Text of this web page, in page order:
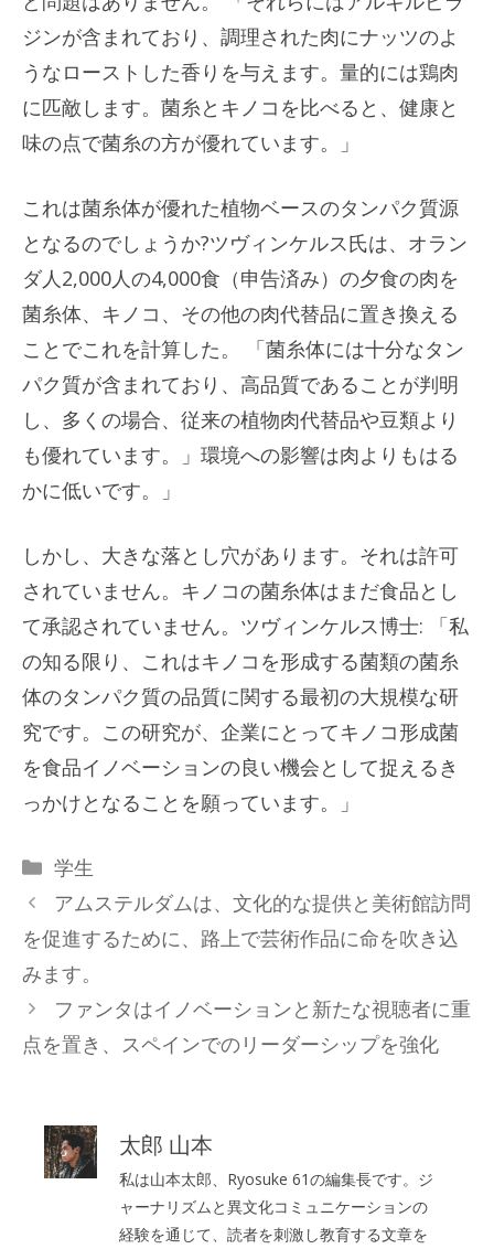
ジンが含まれており、調理された肉にナッツのよ
うなローストした香りを与えます。量的には鶏肉
に匹敵します。菌糸とキノコを比べると、健康と
味の点で菌糸の方が優れています。」
これは菌糸体が優れた植物ベースのタンパク質源
となるのでしょうか?ツヴィンケルス氏は、オラン
ダ人2,000人の4,000食（申告済み）の夕食の肉を
菌糸体、キノコ、その他の肉代替品に置き換える
ことでこれを計算した。 「菌糸体には十分なタン
パク質が含まれており、高品質であることが判明
し、多くの場合、従来の植物肉代替品や豆類より
も優れています。」環境への影響は肉よりもはる
かに低いです。」
しかし、大きな落とし穴があります。それは許可
されていません。キノコの菌糸体はまだ食品とし
て承認されていません。ツヴィンケルス博士: 「私
の知る限り、これはキノコを形成する菌類の菌糸
体のタンパク質の品質に関する最初の大規模な研
究です。この研究が、企業にとってキノコ形成菌
を食品イノベーションの良い機会として捉えるき
っかけとなることを願っています。」
カ
テ
リ
ー
学生
アムステルダムは、文化的な提供と美術館訪問
を促進するために、路上で芸術作品に命を吹き込
みます。
ファンタはイノベーションと新たな視聴者に重
点を置き、スペインでのリーダーシップを強化
太郎 山本
私は山本太郎、Ryosuke 61の編集長です。ジ
ャーナリズムと異文化コミュニケーションの
経験を通じて、読者を刺激し教育する文章を